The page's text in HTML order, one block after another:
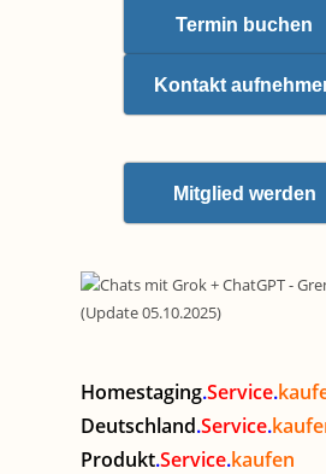
Termin buchen
Kontakt
Mitglied werden
Homestaging.Service.
Deutschland.Service.
Produkt.Service.kaufen